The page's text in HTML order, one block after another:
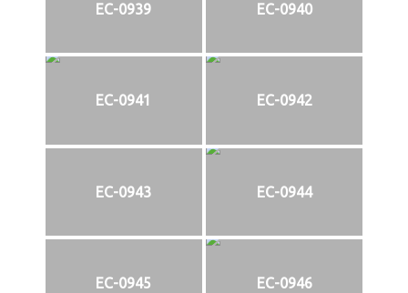
EC-0939 EC-0940
EC-0941 EC-0942
EC-0943 EC-0944
EC-0945 EC-0946